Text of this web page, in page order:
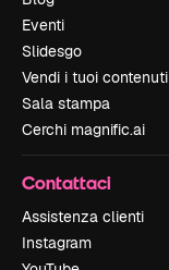
Eventi
Slidesgo
Vendi i tuoi contenuti
Sala stampa
Cerchi magnific.ai
Contattaci
Assistenza clienti
Instagram